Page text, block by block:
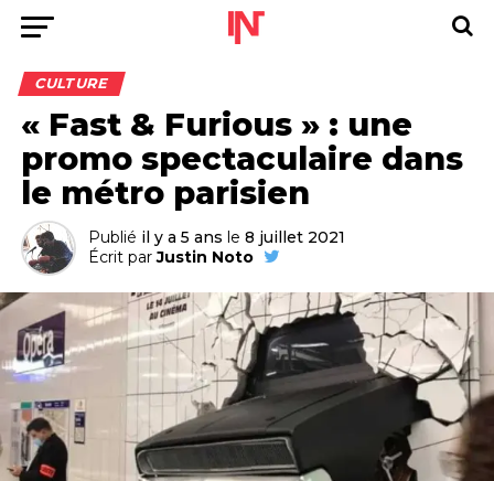
CULTURE
« Fast & Furious » : une
promo spectaculaire dans
le métro parisien
Publié il y a 5 ans le 8 juillet 2021
Écrit par Justin Noto